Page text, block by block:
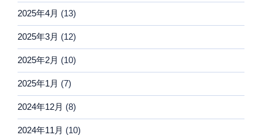
2025年4月 (13)
2025年3月 (12)
2025年2月 (10)
2025年1月 (7)
2024年12月 (8)
2024年11月 (10)